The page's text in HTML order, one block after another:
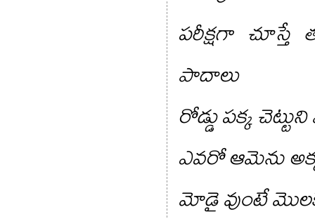
పరీక్షగా చూస్తే
పాదాలు
రోడ్డు పక్క
ఎవరో ఆమెను
మోడై వుంటే